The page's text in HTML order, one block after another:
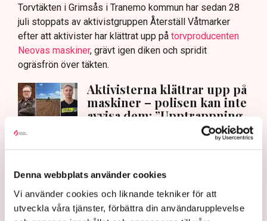
Denna webbplats använder cookies
Vi använder cookies och liknande tekniker för att
utveckla våra tjänster, förbättra din användarupplevelse
Torvtäkten i Grimsås i Tranemo kommun har sedan 28
juli stoppats av aktivistgruppen Återställ Våtmarker
efter att aktivister har klättrat upp på torvproducenten
Neovas maskiner, grävt igen diken och spridit
ogräsfrön över täkten.
Aktivisterna klättrar upp på
maskiner – polisen kan inte
avvisa dem: ”Upptrappning
AI-sammanfattning
Torvtäkten i Grimsås har stoppats av aktivister
sedan 28 juli.